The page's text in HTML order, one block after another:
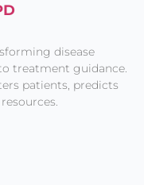
disease
treatment guidance.
patients, predicts